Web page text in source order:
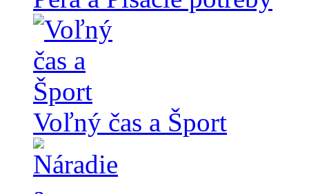
Voľný čas a Šport